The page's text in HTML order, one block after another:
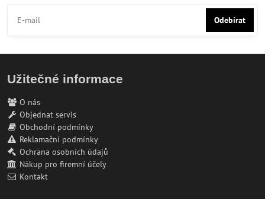
Odebírat
Užitečné informace
O nás
Objednat servis
Obchodní podmínky
Reklamační podmínky
Ochrana osobních údajů
Nákup pro firemní účely
Kontakt